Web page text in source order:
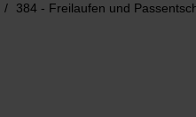
384 - Freilaufen und